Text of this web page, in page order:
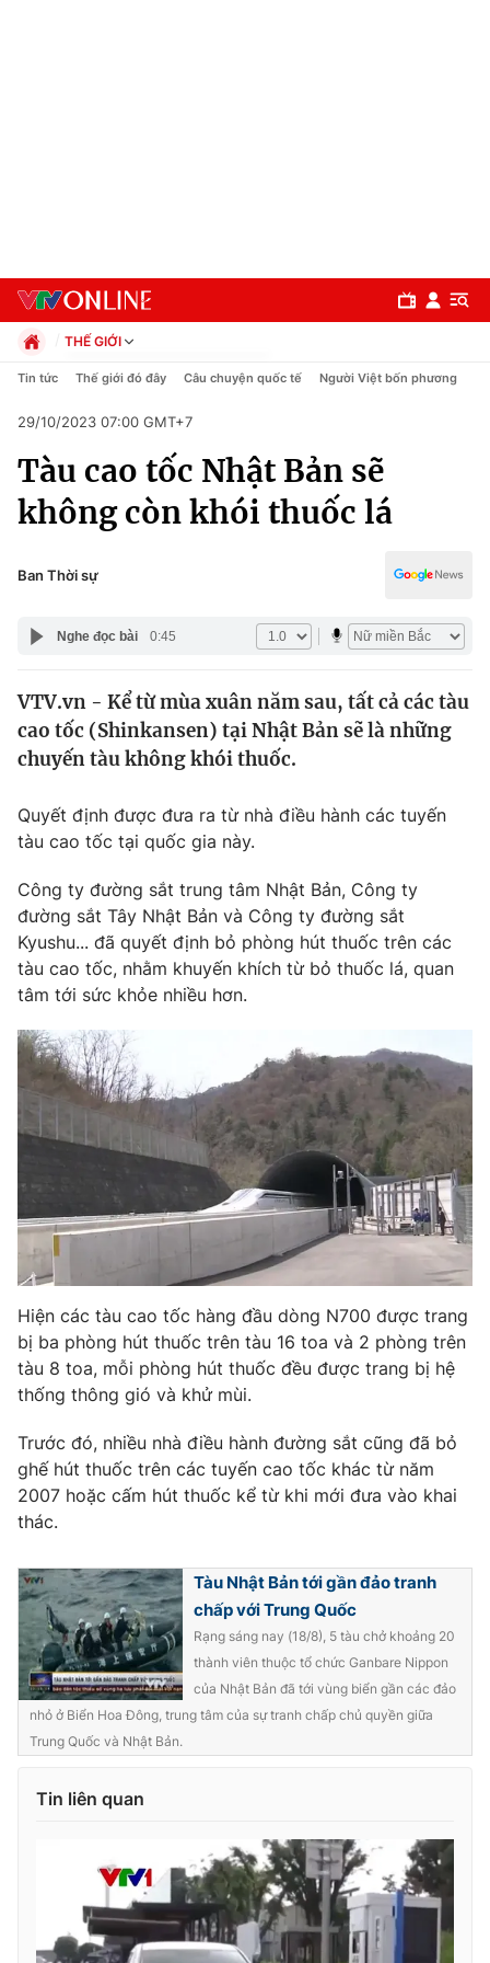
Chuyên mục
Chính trị
Pháp luật
Thế giới
Thế giới đó đây
Câu chuyện quốc tế
Kinh tế
Thị trường
Góc doanh nghiệp
Dữ liệu và đời sống
Truyền hình
Phim VTV
Hậu trường
Nhân vật
Khán giả
Giải trí
Điện ảnh
Âm nhạc
Sao
Đời sống
Du lịch
Chất lượng cuộc sống
Giáo dục
Học trực tuyến
Công nghệ
Hitech Công nghệ tương lai
Sản phẩm
Thị trường
Tư vấn
Giao lưu trực tuyến
Lịch phát sóng
Chuyên mục khác
Emagazine Podcast
Photo Infographic
Video Shorts video
VTV Money VTV Thể thao
VTV Sức khoẻ Bất động sản
Thị trường 24h Tấm lòng Việt
VTV8
Liên hệ tòa soạn English
THẾ GIỚI
Chính trị
Pháp luật
Kinh tế
Thể thao
Truyền hình
Y tế
Công nghệ
Tin tức Thế giới đó đây Câu chuyện quốc tế Người Việt bốn phương
29/10/2023 07:00 GMT+7
Tàu cao tốc Nhật Bản sẽ
không còn khói thuốc lá
Ban Thời sự
Nghe đọc bài 0:45
VTV.vn - Kể từ mùa xuân năm sau, tất cả các tàu
cao tốc (Shinkansen) tại Nhật Bản sẽ là những
chuyến tàu không khói thuốc.
Quyết định được đưa ra từ nhà điều hành các tuyến
tàu cao tốc tại quốc gia này.
Công ty đường sắt trung tâm Nhật Bản, Công ty
đường sắt Tây Nhật Bản và Công ty đường sắt
Kyushu... đã quyết định bỏ phòng hút thuốc trên các
tàu cao tốc, nhằm khuyến khích từ bỏ thuốc lá, quan
tâm tới sức khỏe nhiều hơn.
Hiện các tàu cao tốc hàng đầu dòng N700 được trang
bị ba phòng hút thuốc trên tàu 16 toa và 2 phòng trên
tàu 8 toa, mỗi phòng hút thuốc đều được trang bị hệ
thống thông gió và khử mùi.
Trước đó, nhiều nhà điều hành đường sắt cũng đã bỏ
ghế hút thuốc trên các tuyến cao tốc khác từ năm
2007 hoặc cấm hút thuốc kể từ khi mới đưa vào khai
thác.
Tàu Nhật Bản tới gần đảo tranh
chấp với Trung Quốc
Rạng sáng nay (18/8), 5 tàu chở khoảng 20
thành viên thuộc tổ chức Ganbare Nippon
của Nhật Bản đã tới vùng biển gần các đảo
nhỏ ở Biển Hoa Đông, trung tâm của sự tranh chấp chủ quyền giữa
Trung Quốc và Nhật Bản.
Tin liên quan